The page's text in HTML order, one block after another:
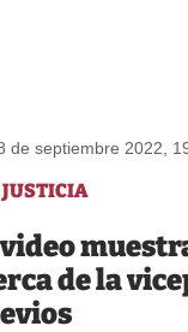
de septiembre 2022,
de la